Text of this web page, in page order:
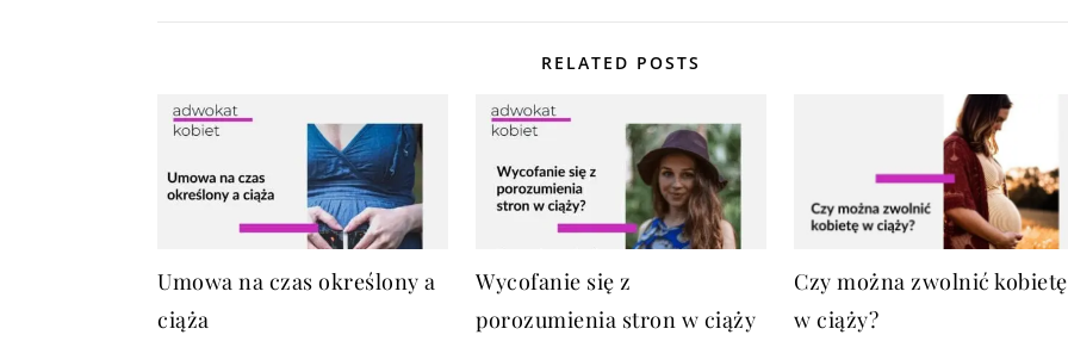
RELATED POSTS
Umowa na czas określony a
ciąża
Wycofanie się z
porozumienia stron w ciąży
Czy można zwolnić kobietę
w ciąży?